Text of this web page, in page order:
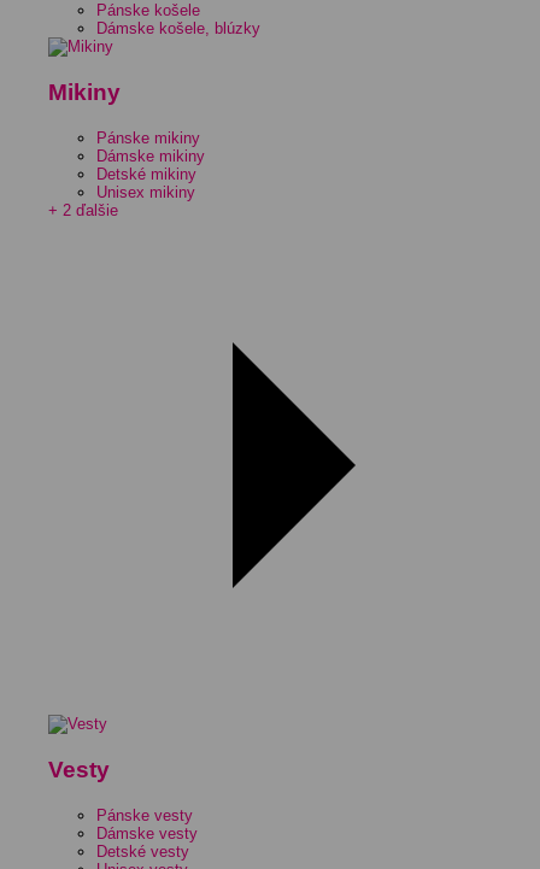
Pánske košele
Dámske košele, blúzky
Mikiny
Pánske mikiny
Dámske mikiny
Detské mikiny
Unisex mikiny
+ 2 ďalšie
Vesty
Pánske vesty
Dámske vesty
Detské vesty